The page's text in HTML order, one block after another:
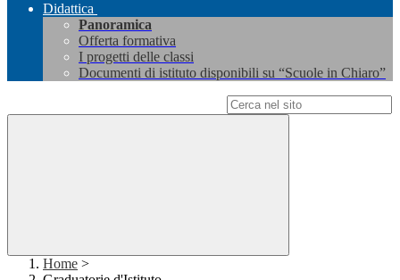
Didattica
Panoramica
Offerta formativa
I progetti delle classi
Documenti di istituto disponibili su “Scuole in Chiaro”
Home >